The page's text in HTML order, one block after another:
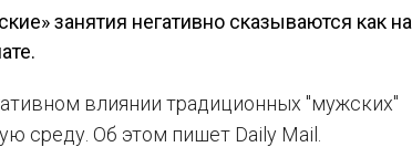
занятия негативно сказываются как на
влиянии традиционных "мужских"
среду. Об этом пишет Daily Mail.